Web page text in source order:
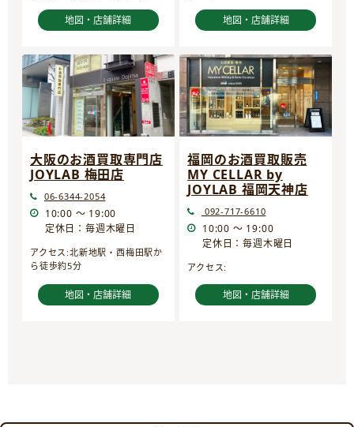
地図・店舗詳細 地図・店舗詳細
大阪のお酒買取専門店
JOYLAB 梅田店
06-6344-2054
10:00 ～ 19:00
定休日：毎週木曜日
アクセス:北新地駅・西梅田駅か
ら徒歩約5分
地図・店舗詳細
福岡のお酒買取販売
MY CELLAR by
JOYLAB 福岡天神店
092-717-6610
10:00 ～ 19:00
定休日：毎週木曜日
アクセス:
地図・店舗詳細